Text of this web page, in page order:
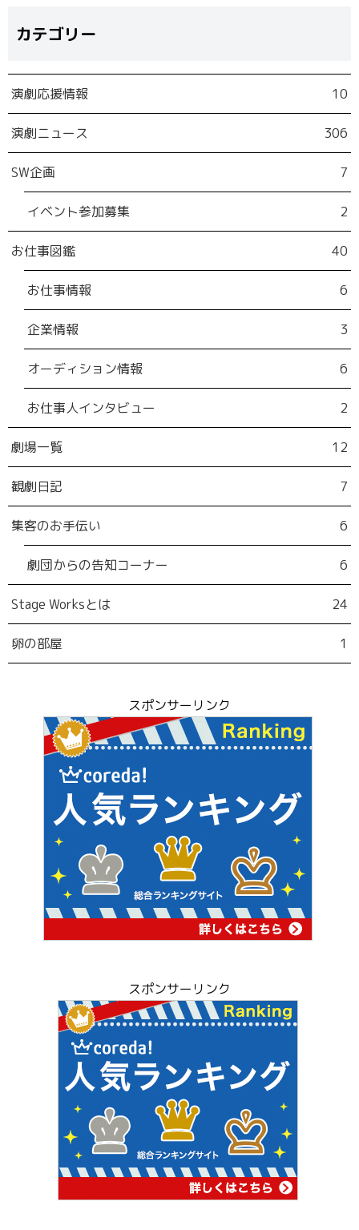
カテゴリー
演劇応援情報 10
演劇ニュース 306
SW企画 7
イベント参加募集 2
お仕事図鑑 40
お仕事情報 6
企業情報 3
オーディション情報 6
お仕事人インタビュー 2
劇場一覧 12
観劇日記 7
集客のお手伝い 6
劇団からの告知コーナー 6
Stage Worksとは 24
卵の部屋 1
スポンサーリンク
スポンサーリンク